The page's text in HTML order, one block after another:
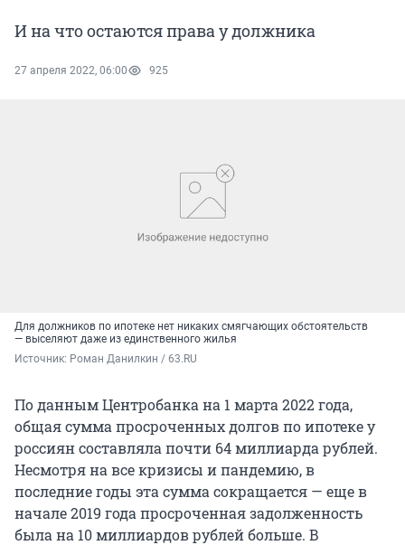
И на что остаются права у должника
27 апреля 2022, 06:00 925
Для должников по ипотеке нет никаких смягчающих обстоятельств
— выселяют даже из единственного жилья
Источник: Роман Данилкин / 63.RU
По данным Центробанка на 1 марта 2022 года,
общая сумма просроченных долгов по ипотеке у
россиян составляла почти 64 миллиарда рублей.
Несмотря на все кризисы и пандемию, в
последние годы эта сумма сокращается — еще в
начале 2019 года просроченная задолженность
была на 10 миллиардов рублей больше. В